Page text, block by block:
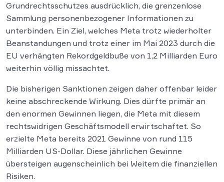
Grundrechtsschutzes ausdrücklich, die grenzenlose
Sammlung personenbezogener Informationen zu
unterbinden. Ein Ziel, welches Meta trotz wiederholter
Beanstandungen und trotz einer im Mai 2023 durch die
EU verhängten Rekordgeldbuße von 1,2 Milliarden Euro
weiterhin völlig missachtet.
Die bisherigen Sanktionen zeigen daher offenbar leider
keine abschreckende Wirkung. Dies dürfte primär an
den enormen Gewinnen liegen, die Meta mit diesem
rechtswidrigen Geschäftsmodell erwirtschaftet. So
erzielte Meta bereits 2021 Gewinne von rund 115
Milliarden US-Dollar. Diese jährlichen Gewinne
übersteigen augenscheinlich bei Weitem die finanziellen
Risiken.